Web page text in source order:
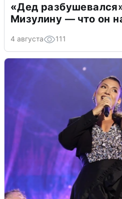
«Дед
Мизулину — что он
4 августа 111